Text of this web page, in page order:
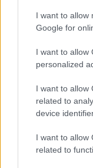
I want to allow
Google for
I want to allow
personalized
I want to allow
related to
device
I want to allow
related to
va